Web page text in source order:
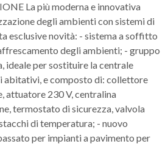
La più moderna e innovativa
degli ambienti con sistemi di
esclusive novità: - sistema a soffitto
degli ambienti; - gruppo
ideale per sostituire la centrale
abitativi, e composto di: collettore
attuatore 230 V, centralina
termostato di sicurezza, valvola
di temperatura; - nuovo
per impianti a pavimento per